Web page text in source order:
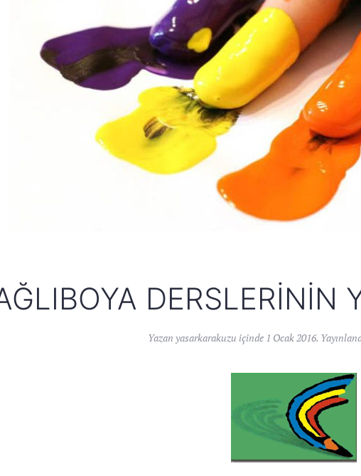
DERSLERININ
Yazan yasarkarakuzu içinde 1 Ocak 2016.